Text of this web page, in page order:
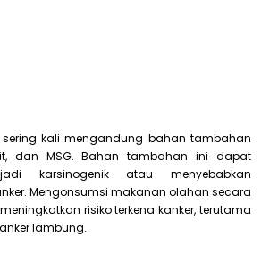
kali mengandung bahan tambahan
dan MSG. Bahan tambahan ini dapat
karsinogenik atau menyebabkan
Mengonsumsi makanan olahan secara
risiko terkena kanker, terutama
lambung.